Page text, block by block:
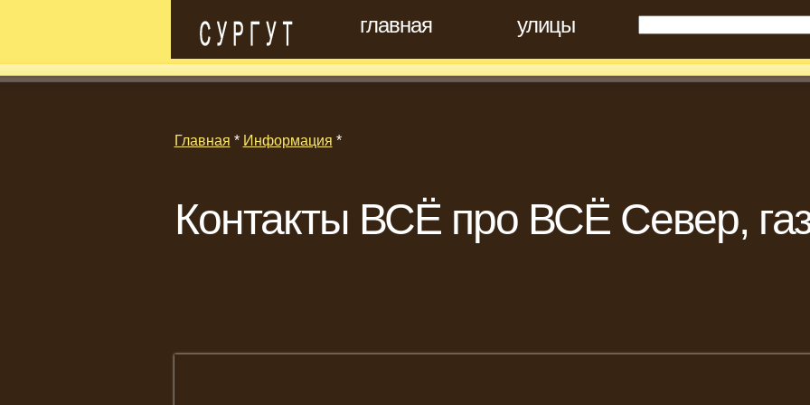
главная улицы
Главная * Информация *
Контакты ВСЁ про ВСЁ Север,